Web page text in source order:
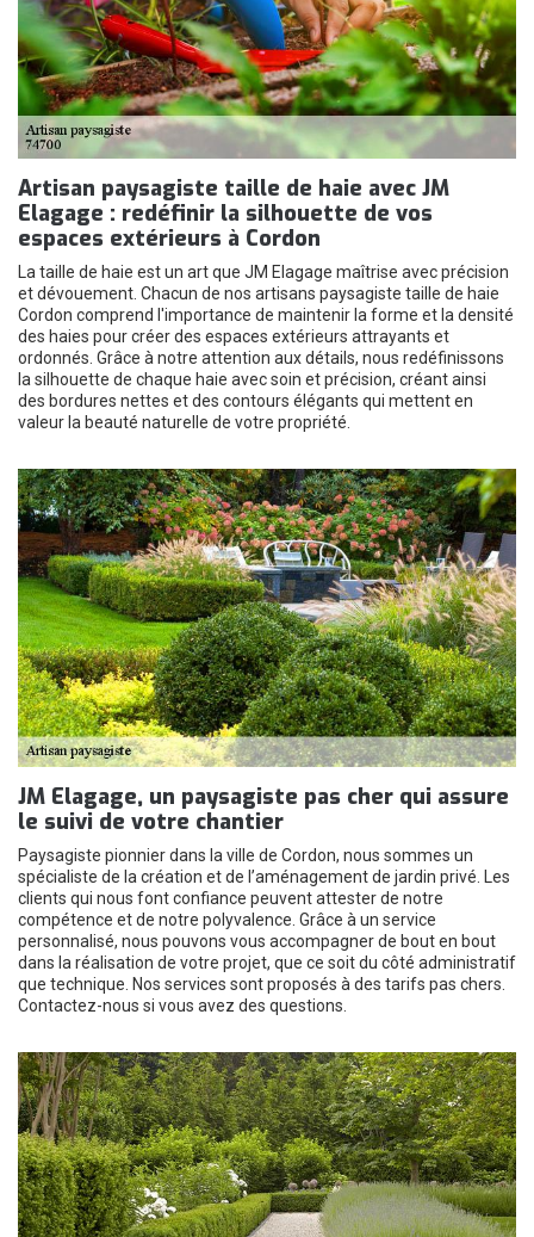
Artisan paysagiste taille de haie avec JM
Elagage : redéfinir la silhouette de vos
espaces extérieurs à Cordon
La taille de haie est un art que JM Elagage maîtrise avec précision
et dévouement. Chacun de nos artisans paysagiste taille de haie
Cordon comprend l'importance de maintenir la forme et la densité
des haies pour créer des espaces extérieurs attrayants et
ordonnés. Grâce à notre attention aux détails, nous redéfinissons
la silhouette de chaque haie avec soin et précision, créant ainsi
des bordures nettes et des contours élégants qui mettent en
valeur la beauté naturelle de votre propriété.
JM Elagage, un paysagiste pas cher qui assure
le suivi de votre chantier
Paysagiste pionnier dans la ville de Cordon, nous sommes un
spécialiste de la création et de l’aménagement de jardin privé. Les
clients qui nous font confiance peuvent attester de notre
compétence et de notre polyvalence. Grâce à un service
personnalisé, nous pouvons vous accompagner de bout en bout
dans la réalisation de votre projet, que ce soit du côté administratif
que technique. Nos services sont proposés à des tarifs pas chers.
Contactez-nous si vous avez des questions.